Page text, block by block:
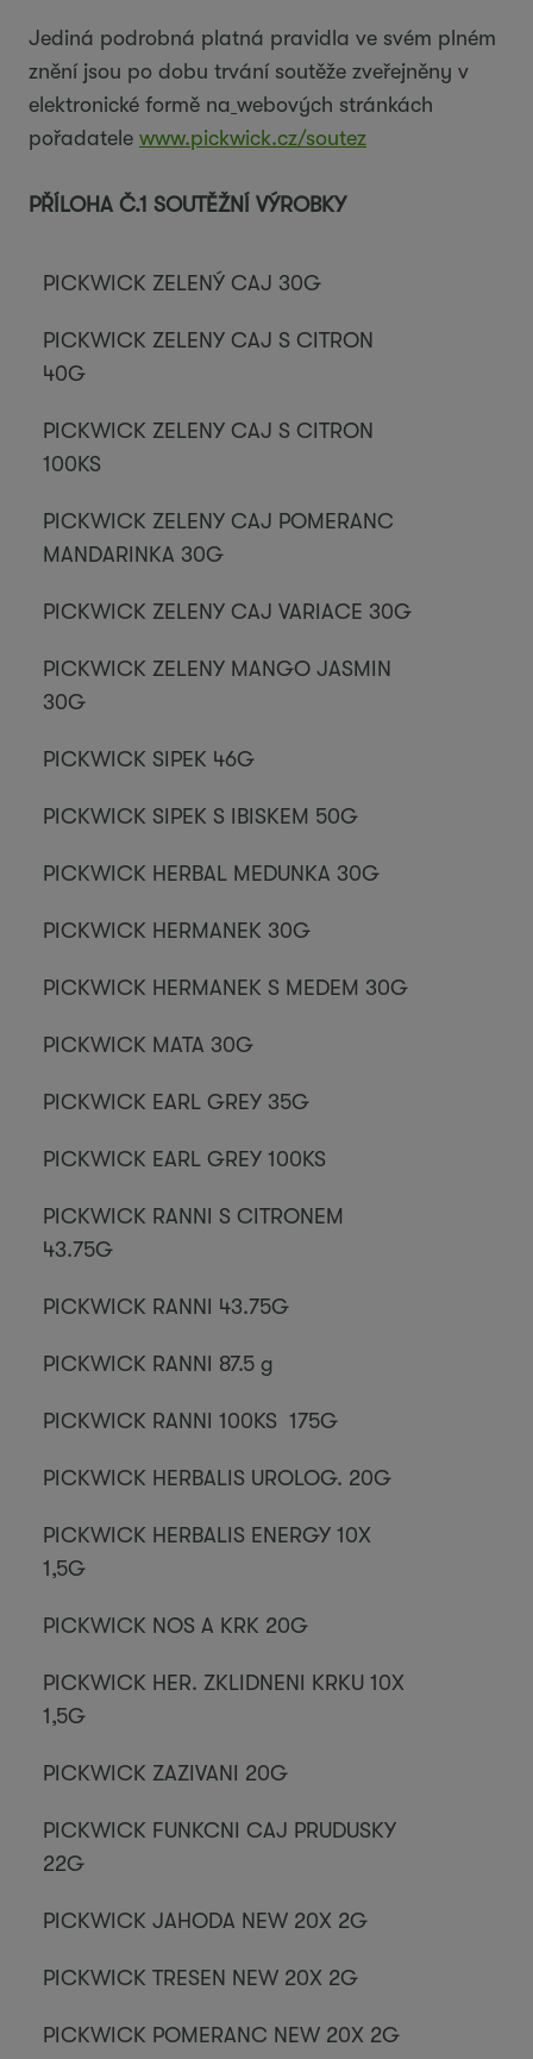
Jediná podrobná platná pravidla ve svém plném
znění jsou po dobu trvání soutěže zveřejněny v
elektronické formě na webových stránkách
pořadatele www.pickwick.cz/soutez
PŘÍLOHA Č.1 SOUTĚŽNÍ VÝROBKY
PICKWICK ZELENÝ CAJ 30G
PICKWICK ZELENY CAJ S CITRON
40G
PICKWICK ZELENY CAJ S CITRON
100KS
PICKWICK ZELENY CAJ POMERANC
MANDARINKA 30G
PICKWICK ZELENY CAJ VARIACE 30G
PICKWICK ZELENY MANGO JASMIN
30G
PICKWICK SIPEK 46G
PICKWICK SIPEK S IBISKEM 50G
PICKWICK HERBAL MEDUNKA 30G
PICKWICK HERMANEK 30G
PICKWICK HERMANEK S MEDEM 30G
PICKWICK MATA 30G
PICKWICK EARL GREY 35G
PICKWICK EARL GREY 100KS
PICKWICK RANNI S CITRONEM
43.75G
PICKWICK RANNI 43.75G
PICKWICK RANNI 87.5 g
PICKWICK RANNI 100KS 175G
PICKWICK HERBALIS UROLOG. 20G
PICKWICK HERBALIS ENERGY 10X
1,5G
PICKWICK NOS A KRK 20G
PICKWICK HER. ZKLIDNENI KRKU 10X
1,5G
PICKWICK ZAZIVANI 20G
PICKWICK FUNKCNI CAJ PRUDUSKY
22G
PICKWICK JAHODA NEW 20X 2G
PICKWICK TRESEN NEW 20X 2G
PICKWICK POMERANC NEW 20X 2G